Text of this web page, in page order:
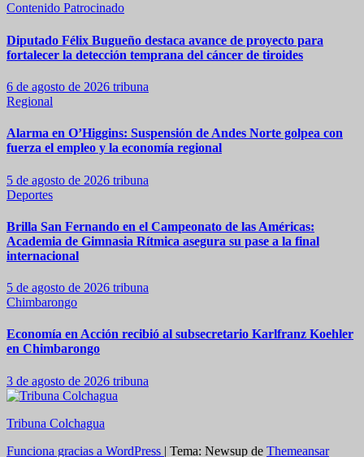
Contenido Patrocinado
Diputado Félix Bugueño destaca avance de proyecto para
fortalecer la detección temprana del cáncer de tiroides
6 de agosto de 2026 tribuna
Regional
Alarma en O’Higgins: Suspensión de Andes Norte golpea con
fuerza el empleo y la economía regional
5 de agosto de 2026 tribuna
Deportes
Brilla San Fernando en el Campeonato de las Américas:
Academia de Gimnasia Rítmica asegura su pase a la final
internacional
5 de agosto de 2026 tribuna
Chimbarongo
Economía en Acción recibió al subsecretario Karlfranz Koehler
en Chimbarongo
3 de agosto de 2026 tribuna
Tribuna Colchagua
Funciona gracias a WordPress | Tema: Newsup de Themeansar